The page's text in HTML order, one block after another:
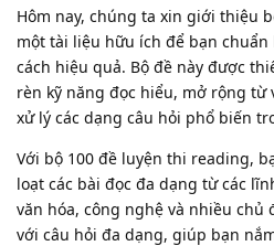
Hôm nay, chúng ta xin giới thiệu
một tài liệu hữu ích để bạn
cách hiệu quả. Bộ đề này được
rèn kỹ năng đọc hiểu, mở rộng từ
xử lý các dạng câu hỏi phổ biến
Với bộ 100 đề luyện thi reading,
loạt các bài đọc đa dạng từ các
văn hóa, công nghệ và nhiều chủ
với câu hỏi đa dạng, giúp bạn